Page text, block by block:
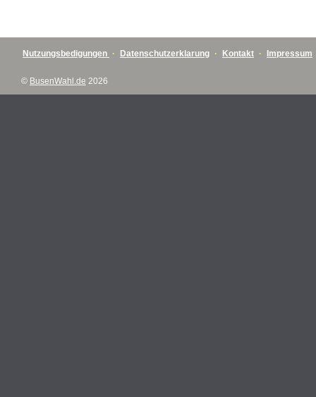
Nutzungsbedigungen · Datenschutzerklarung · Kontakt · Impressum
© BusenWahl.de 2026